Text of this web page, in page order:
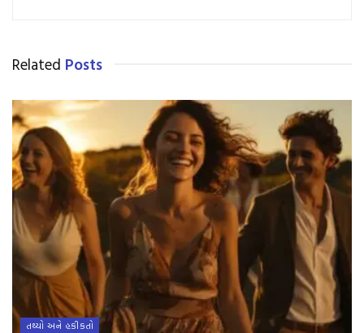
Related Posts
તથ્યો અને હકીકતો